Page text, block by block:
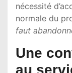
nécessité
normale du
faut
Une
au